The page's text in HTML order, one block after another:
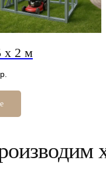
х 2 м
р.